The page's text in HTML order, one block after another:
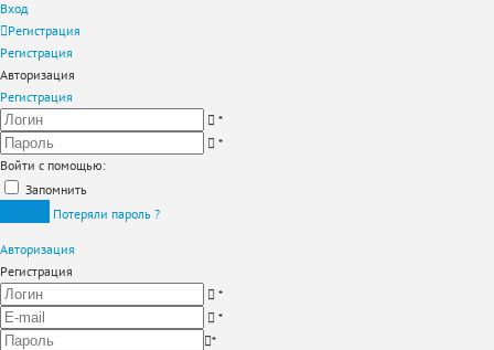
Вход
Регистрация
Регистрация
Авторизация
Регистрация
*
*
Войти с помощью:
Запомнить
Потеряли пароль ?
Авторизация
Регистрация
*
*
*